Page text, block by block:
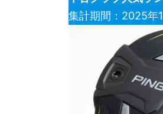
集計期間：2025年